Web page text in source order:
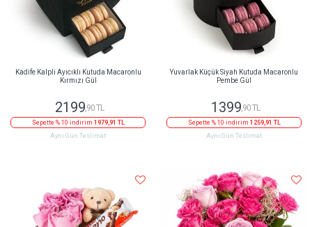
Kadife Kalpli Ayıcıklı Kutuda Macaronlu
Kırmızı Gül
2199 ,90 TL
Sepette % 10 indirim 1979,91 TL
Aynı Gün Teslimat
Yuvarlak Küçük Siyah Kutuda Macaronlu
Pembe Gül
1399 ,90 TL
Sepette % 10 indirim 1259,91 TL
Aynı Gün Teslimat